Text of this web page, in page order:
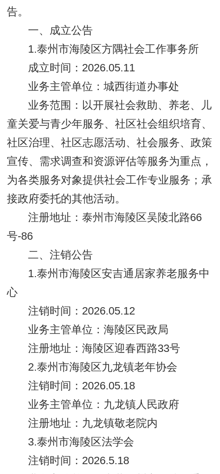
告。
一、成立公告
1.泰州市海陵区方隅社会工作事务所
成立时间：2026.05.11
业务主管单位：城西街道办事处
业务范围：以开展社会救助、养老、儿
童关爱与青少年服务、社区社会组织培育、
社区治理、社区志愿活动、社会服务、政策
宣传、需求调查和资源评估等服务为重点，
为各类服务对象提供社会工作专业服务；承
接政府委托的其他活动。
注册地址：泰州市海陵区吴陵北路66
号-86
二、注销公告
1.泰州市海陵区安吉通居家养老服务中
心
注销时间：2026.05.12
业务主管单位：海陵区民政局
注册地址：海陵区迎春西路33号
2.泰州市海陵区九龙镇老年协会
注销时间：2026.05.18
业务主管单位：九龙镇人民政府
注册地址：九龙镇敬老院内
3.泰州市海陵区法学会
注销时间：2026.5.18